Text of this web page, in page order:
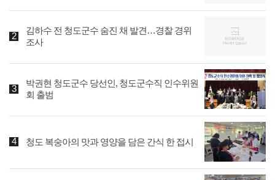
김하수 전 청도군수 숨진 채 발견…경찰 경위
조사
박권현 청도군수 당선인, 청도군수직 인수위원
회 출범
청도 복숭아의 맛과 영양을 담은 간식 한 접시